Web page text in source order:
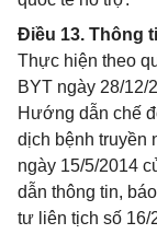
Điều 13. Thông
Thực hiện theo
BYT ngày 28/12/
Hướng dẫn chế
dịch bệnh truyền
ngày 15/5/2014
dẫn thông tin,
tư liên tịch số 16/